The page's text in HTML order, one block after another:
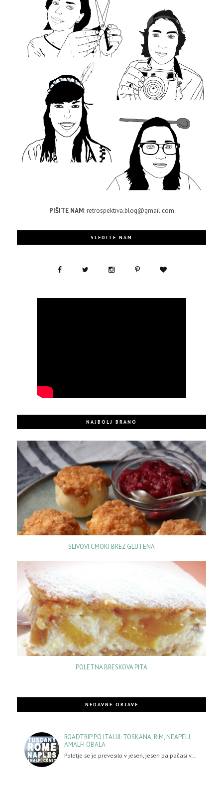
PIŠITE NAM: retrospektiva.blog@gmail.com
SLEDITE NAM
NAJBOLJ BRANO
SLIVOVI CMOKI BREZ GLUTENA
POLETNA BRESKOVA PITA
NEDAVNE OBJAVE
ROADTRIP PO ITALIJI: TOSKANA, RIM, NEAPELJ,
AMALFI OBALA
Poletje se je prevesilo v jesen, jesen pa počasi v…